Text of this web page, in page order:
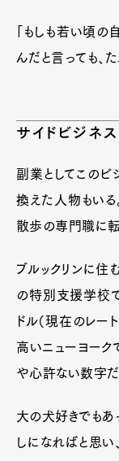
「もしも若い頃
んだと言っても、
サイドビジネ
副業としてこのビ
換えた人物もいる
散歩の専門職に転
ブルックリンに住
の特別支援学校
ドル（現在のレー
高いニューヨーク
や心許ない数字だ
大の犬好きでもあ
しになればと思い